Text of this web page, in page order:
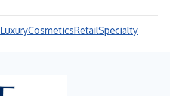
LuxuryCosmeticsRetailSpecialty